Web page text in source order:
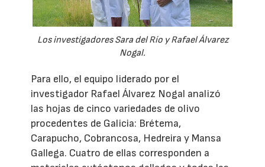
Los investigadores Sara del Río y Rafael Álvarez
Nogal.
Para ello, el equipo liderado por el
investigador Rafael Álvarez Nogal analizó
las hojas de cinco variedades de olivo
procedentes de Galicia: Brétema,
Carapucho, Cobrancosa, Hedreira y Mansa
Gallega. Cuatro de ellas corresponden a